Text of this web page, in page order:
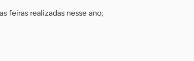
feiras realizadas nesse ano;